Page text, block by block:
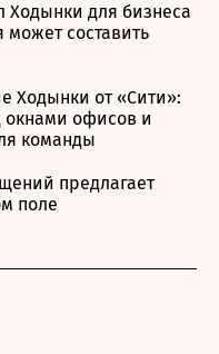
Ходынки для бизнеса
составить
Ходынки от «Сити»:
окнами офисов и
команды
предлагает
поле